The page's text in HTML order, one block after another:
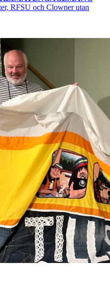
RFSU och Clowner utan